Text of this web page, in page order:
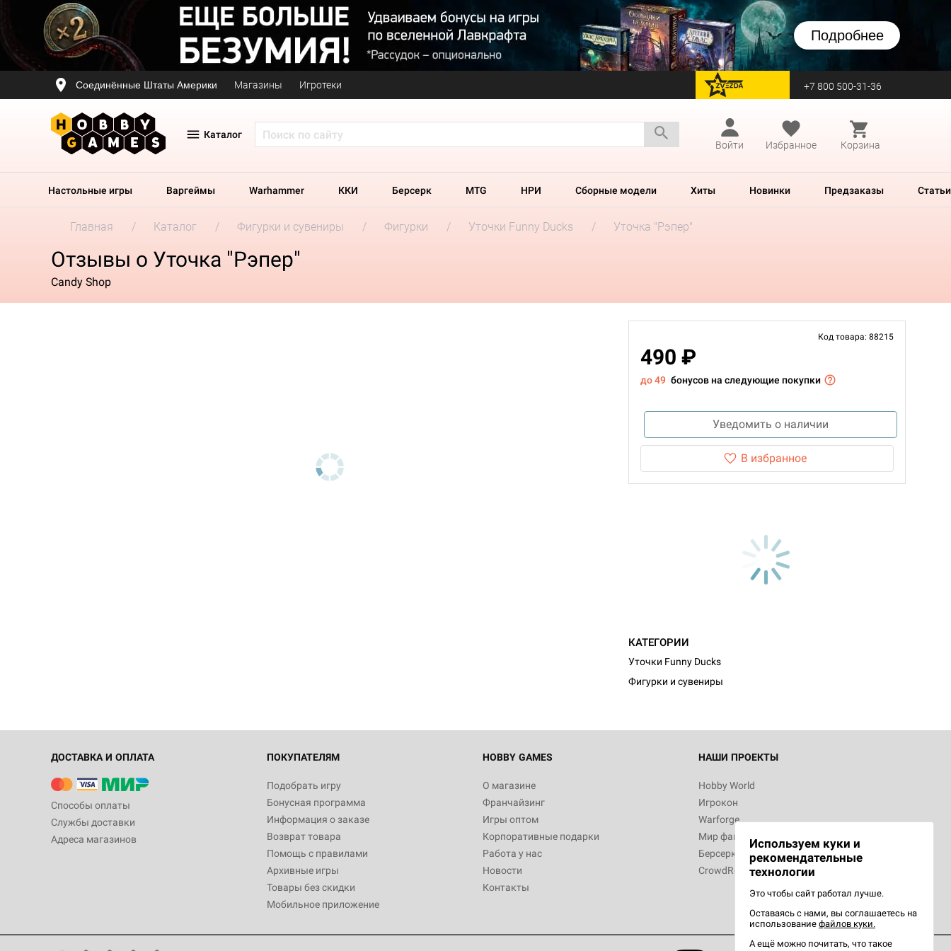
Подробнее
Соединённые Штаты Америки Магазины Игротеки перейти на Zvezda +7 800 500-31-36
Каталог
Войти
Избранное Корзина
Настольные игры Варгеймы Warhammer ККИ Берсерк MTG НРИ Сборные модели Хиты Новинки Предзаказы Статьи
Главная Каталог Фигурки и сувениры Фигурки Уточки Funny Ducks Уточка "Рэпер"
Отзывы о Уточка "Рэпер"
Candy Shop
Код товара: 88215
490 ₽
до 49 бонусов на следующие покупки
Уведомить о наличии
В избранное
КАТЕГОРИИ
Уточки Funny Ducks
Фигурки и сувениры
ДОСТАВКА И ОПЛАТА
Способы оплаты
Службы доставки
Адреса магазинов
ПОКУПАТЕЛЯМ
Подобрать игру
Бонусная программа
Информация о заказе
Возврат товара
Помощь с правилами
Архивные игры
Товары без скидки
Мобильное приложение
HOBBY GAMES
О магазине
Франчайзинг
Игры оптом
Корпоративные подарки
Работа у нас
Новости
Контакты
НАШИ ПРОЕКТЫ
Hobby World
Игрокон
Warforge
Мир фантастики
Берсерк
CrowdRepublic
Используем куки и
рекомендательные
технологии
Это чтобы сайт работал лучше.
Оставаясь с нами, вы соглашаетесь на
использование файлов куки.
А ещё можно почитать, что такое